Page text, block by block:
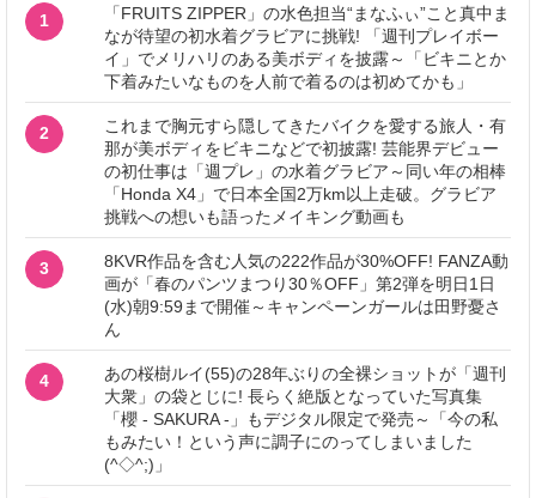
1
「FRUITS ZIPPER」の水色担当“まなふぃ”こと真中ま
なが待望の初水着グラビアに挑戦! 「週刊プレイボー
イ」でメリハリのある美ボディを披露～「ビキニとか
下着みたいなものを人前で着るのは初めてかも」
2
これまで胸元すら隠してきたバイクを愛する旅人・有
那が美ボディをビキニなどで初披露! 芸能界デビュー
の初仕事は「週プレ」の水着グラビア～同い年の相棒
「Honda X4」で日本全国2万km以上走破。グラビア
挑戦への想いも語ったメイキング動画も
3
8KVR作品を含む人気の222作品が30%OFF! FANZA動
画が「春のパンツまつり30％OFF」第2弾を明日1日
(水)朝9:59まで開催～キャンペーンガールは田野憂さ
ん
4
あの桜樹ルイ(55)の28年ぶりの全裸ショットが「週刊
大衆」の袋とじに! 長らく絶版となっていた写真集
「櫻 - SAKURA -」もデジタル限定で発売～「今の私
もみたい！という声に調子にのってしまいました
(^◇^;)」